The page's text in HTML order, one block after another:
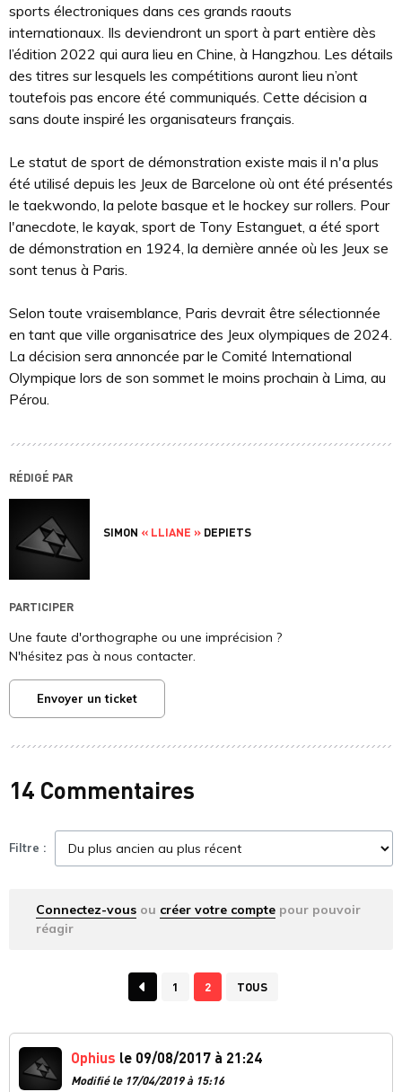
sports électroniques dans ces grands raouts
internationaux. Ils deviendront un sport à part entière dès
l’édition 2022 qui aura lieu en Chine, à Hangzhou. Les détails
des titres sur lesquels les compétitions auront lieu n’ont
toutefois pas encore été communiqués. Cette décision a
sans doute inspiré les organisateurs français.
Le statut de sport de démonstration existe mais il n'a plus
été utilisé depuis les Jeux de Barcelone où ont été présentés
le taekwondo, la pelote basque et le hockey sur rollers. Pour
l'anecdote, le kayak, sport de Tony Estanguet, a été sport
de démonstration en 1924, la dernière année où les Jeux se
sont tenus à Paris.
Selon toute vraisemblance, Paris devrait être sélectionnée
en tant que ville organisatrice des Jeux olympiques de 2024.
La décision sera annoncée par le Comité International
Olympique lors de son sommet le moins prochain à Lima, au
Pérou.
RÉDIGÉ PAR
SIMON « LLIANE » DEPIETS
PARTICIPER
Une faute d'orthographe ou une imprécision ?
N'hésitez pas à nous contacter.
Envoyer un ticket
14 Commentaires
Filtre :
Connectez-vous ou créer votre compte pour pouvoir
réagir
1 2 TOUS
Ophius le 09/08/2017 à 21:24
Modifié le 17/04/2019 à 15:16